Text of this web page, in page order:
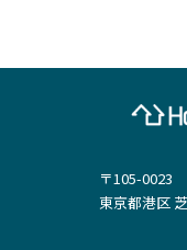
〒105-0023
東京都港区